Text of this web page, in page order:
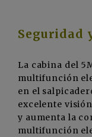
Seguridad
La cabina del
multifunción
en el
excelente
y aumenta la
multifunción